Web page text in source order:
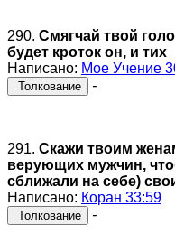
290. Смягчай твой
будет кроток он, и тих
Написано: Мое Учение
Толкование -
291. Скажи твоим
верующих мужчин,
сближали на себе)
Написано: Коран 33:59
Толкование -